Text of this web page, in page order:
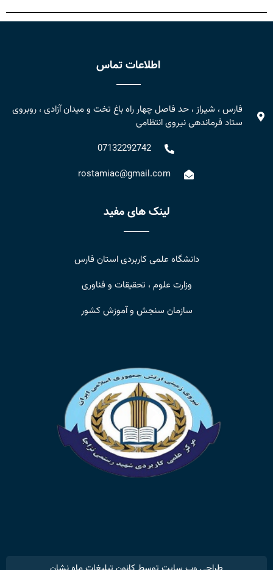
اطلاعات تماس
فارس ، شیراز ، حد فاصل چهار راه باغ تخت و میدان آزادی ، روبروی
ستاد فرماندهی نیروی انتظامی
07132292742
rostamiac@gmail.com
لینک های مفید
دانشگاه علمی کاربردی استان فارس
وزارت علوم ، تحقیقات و فناوری
سازمان سنجش و آموزش کشور